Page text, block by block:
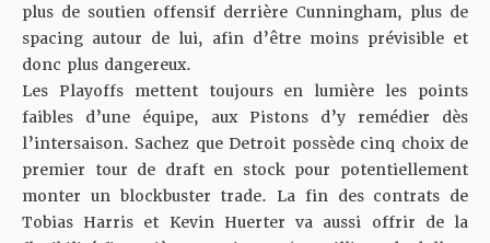
plus de soutien offensif derrière Cunningham, plus de
spacing autour de lui, afin d’être moins prévisible et
donc plus dangereux.
Les Playoffs mettent toujours en lumière les points
faibles d’une équipe, aux Pistons d’y remédier dès
l’intersaison. Sachez que Detroit possède cinq choix de
premier tour de draft en stock pour potentiellement
monter un blockbuster trade. La fin des contrats de
Tobias Harris et Kevin Huerter va aussi offrir de la